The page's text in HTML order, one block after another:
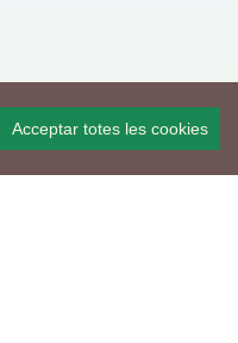
Acceptar totes les cookies